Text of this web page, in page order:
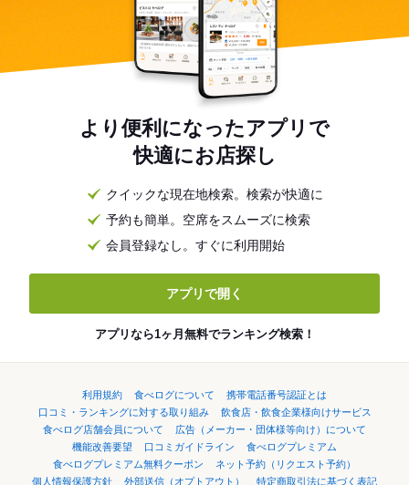
より便利になったアプリで
快適にお店探し
クイックな現在地検索。検索が快適に
予約も簡単。空席をスムーズに検索
会員登録なし。すぐに利用開始
アプリで開く
アプリなら1ヶ月無料でランキング検索！
利用規約 食べログについて
携帯電話番号認証とは
口コミ・ランキングに対する取り組み
飲食店・飲食企業様向けサービス
食べログ店舗会員について
広告（メーカー・団体様等向け）について
機能改善要望
口コミガイドライン
食べログプレミアム
食べログプレミアム無料クーポン
ネット予約（リクエスト予約）
個人情報保護方針
外部送信（オプトアウト）
特定商取引法に基づく表記